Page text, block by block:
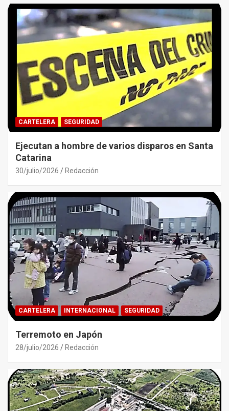
CARTELERA SEGURIDAD
Ejecutan a hombre de varios disparos en Santa
Catarina
30/julio/2026 Redacción
CARTELERA INTERNACIONAL SEGURIDAD
Terremoto en Japón
28/julio/2026 Redacción